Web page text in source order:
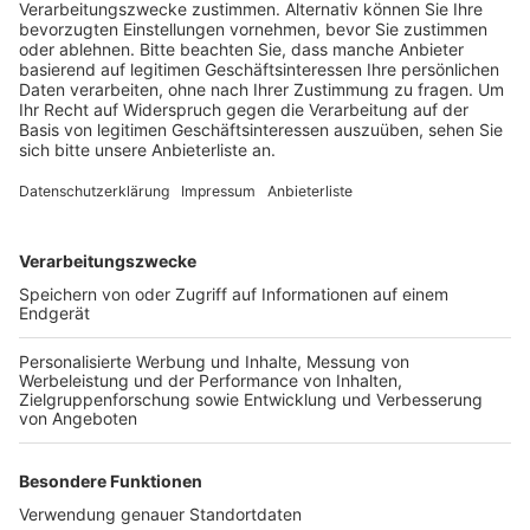
Veröffentlicht:Donnerstag, 02.05.2019 13:51
Anzeige
Gast bei der Veranstaltung der Rhein-Erft-CDU mit
dem Motto „Die Europäische Union – gesund und
sozial? In Erftstadt-Liblar will Sven Giegold von den
Grünen am Freitagabend über die Zukunft Europas
sprechen. Seine Veranstaltung im Rathaus am
Holzdamm steht unter dem Motto „Kommt, wir bauen
das neue Europa!“